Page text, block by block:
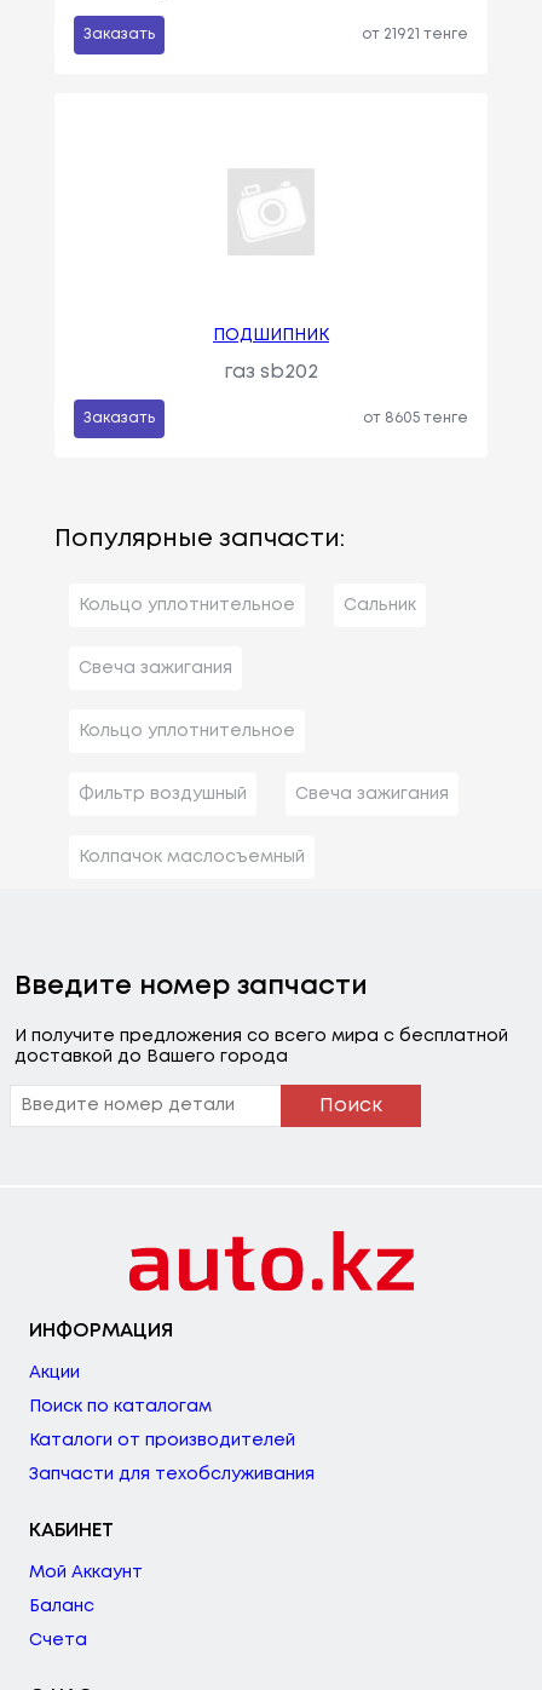
Заказать от 21921 тенге
ПОДШИПНИК
газ sb202
Заказать от 8605 тенге
Популярные запчасти:
Кольцо уплотнительное Сальник
Свеча зажигания
Кольцо уплотнительное
Фильтр воздушный Свеча зажигания
Колпачок маслосъемный
Введите номер запчасти
И получите предложения со всего мира с бесплатной
доставкой до Вашего города
Поиск
ИНФОРМАЦИЯ
Акции
Поиск по каталогам
Каталоги от производителей
Запчасти для техобслуживания
КАБИНЕТ
Мой Аккаунт
Баланс
Счета